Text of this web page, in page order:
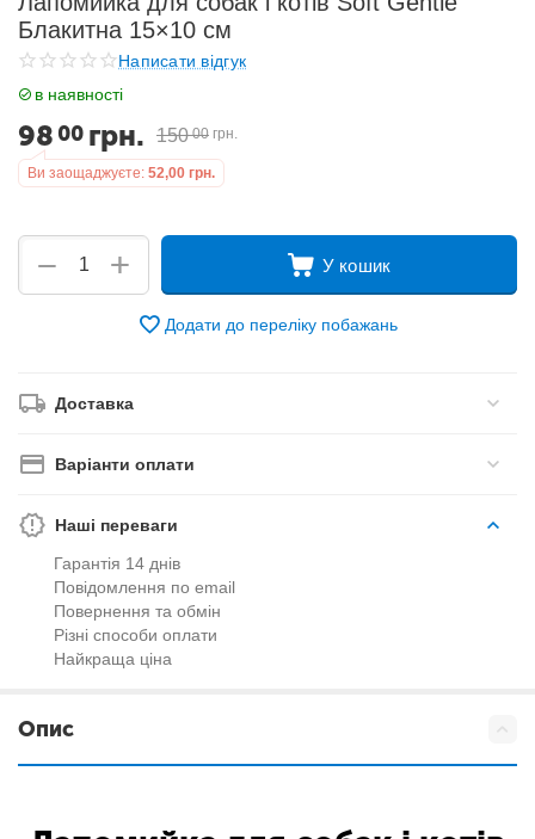
Блакитна 15×10 см
Написати відгук
в наявності
98 00 грн. 150 00 грн.
Ви заощаджуєте: 52,00 грн.
+
− У кошик
Додати до переліку побажань
Доставка
Варіанти оплати
Наші переваги
Гарантія 14 днів
Повідомлення по email
Повернення та обмін
Різні способи оплати
Найкраща ціна
Опис